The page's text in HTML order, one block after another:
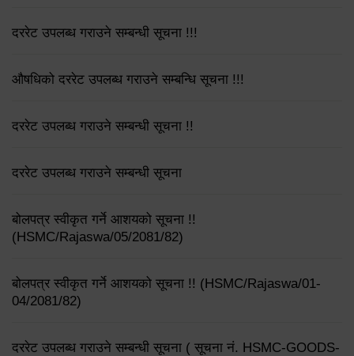
दररेट उपलब्ध गराउने सम्बन्धी सूचना !!!
औषधिको दररेट उपलब्ध गराउने सम्बन्धि सूचना !!!
दररेट उपलब्ध गराउने सम्बन्धी सूचना !!
दररेट उपलब्ध गराउने सम्बन्धी सूचना
बोलपत्र स्वीकृत गर्ने आशयको सूचना !!
(HSMC/Rajaswa/05/2081/82)
बोलपत्र स्वीकृत गर्ने आशयको सूचना !! (HSMC/Rajaswa/01-
04/2081/82)
दररेट उपलब्ध गराउने सम्बन्धी सूचना ( सूचना नं. HSMC-GOODS-